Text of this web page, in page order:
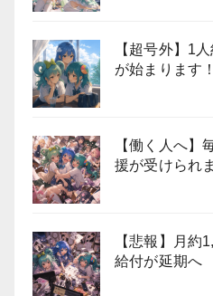
【超号外】1
が始まります
【働く人へ】
援が受けられ
【悲報】月約
給付が延期へ